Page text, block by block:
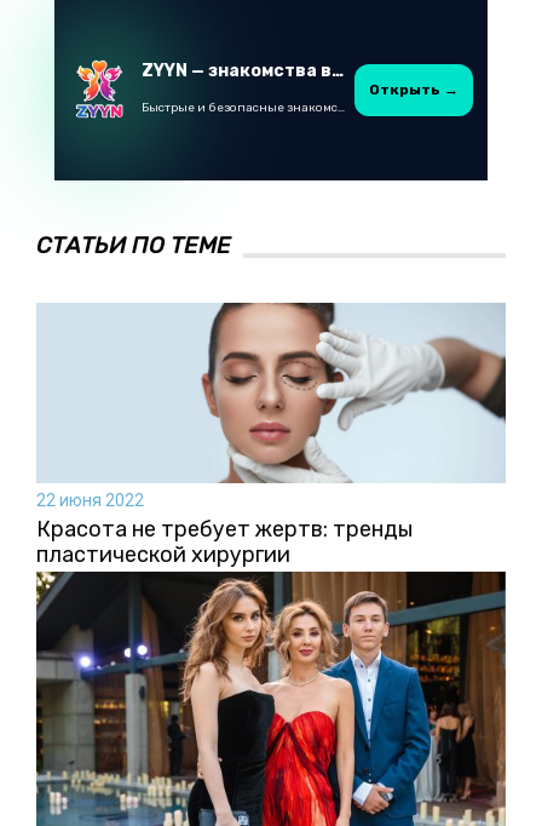
ZYYN — знакомства в Казахстане
Быстрые и безопасные знакомства в Telegram
Открыть →
СТАТЬИ ПО ТЕМЕ
22 июня 2022
Красота не требует жертв: тренды
пластической хирургии